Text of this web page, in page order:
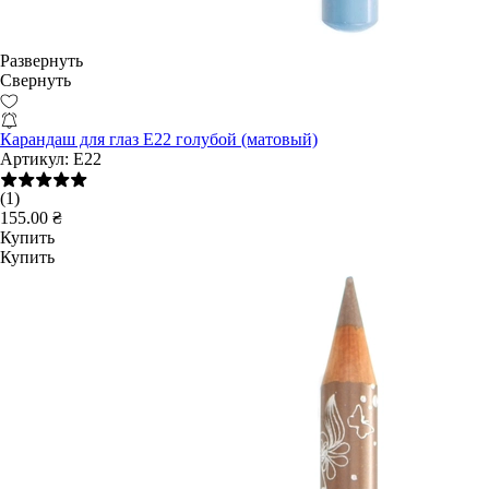
Развернуть
Свернуть
Карандаш для глаз E22 голубой (матовый)
Артикул: E22
(1)
155.00 ₴
Купить
Купить